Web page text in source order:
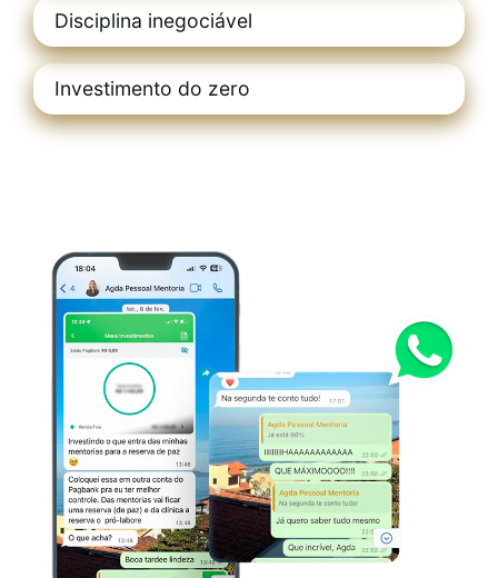
Disciplina inegociável
Investimento do zero